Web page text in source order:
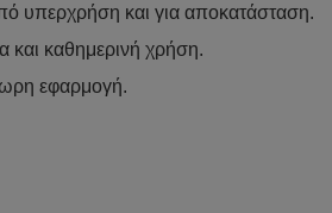
υπερχρήση και για αποκατάσταση.
και καθημερινή χρήση.
εφαρμογή.